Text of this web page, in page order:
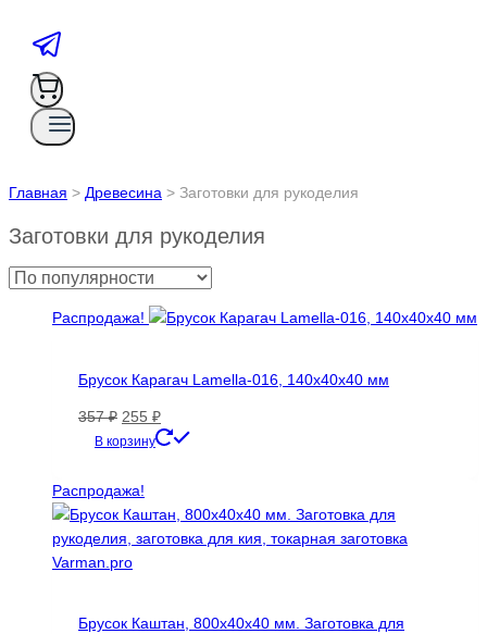
Главная > Древесина > Заготовки для рукоделия
Заготовки для рукоделия
Распродажа!
Брусок Карагач Lamella-016, 140х40х40 мм
357₽ Первоначальная
цена
357 ₽.
255 ₽Текущая
цена:
В корзину
Распродажа!
Брусок Каштан, 800х40х40 мм. Заготовка для